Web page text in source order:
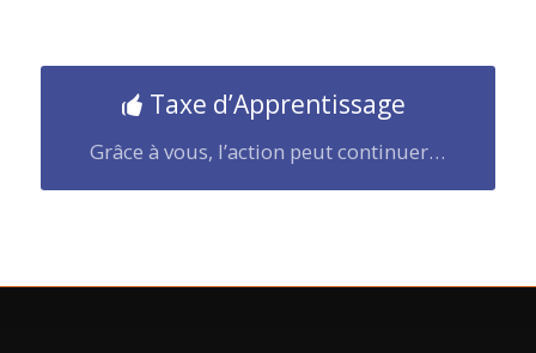
Taxe d’Apprentissage
Grâce à vous, l’action peut continuer…